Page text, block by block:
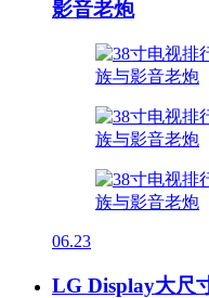
影音老炮
06.23
LG Display大尺